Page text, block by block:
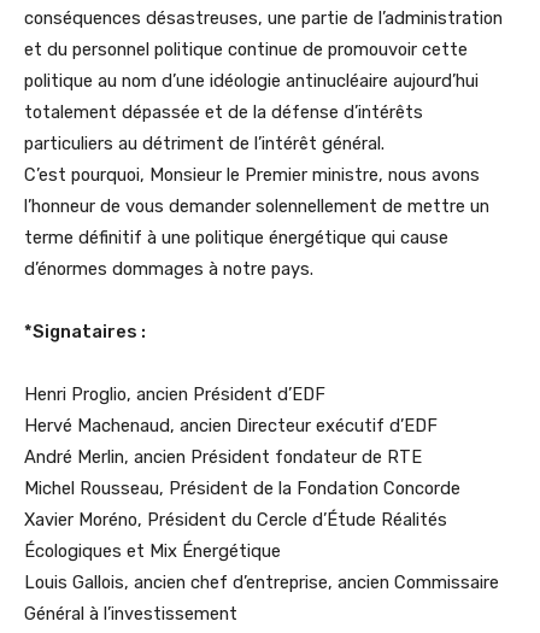
conséquences désastreuses, une partie de l’administration
et du personnel politique continue de promouvoir cette
politique au nom d’une idéologie antinucléaire aujourd’hui
totalement dépassée et de la défense d’intérêts
particuliers au détriment de l’intérêt général.
C’est pourquoi, Monsieur le Premier ministre, nous avons
l’honneur de vous demander solennellement de mettre un
terme définitif à une politique énergétique qui cause
d’énormes dommages à notre pays.
*Signataires :
Henri Proglio, ancien Président d’EDF
Hervé Machenaud, ancien Directeur exécutif d’EDF
André Merlin, ancien Président fondateur de RTE
Michel Rousseau, Président de la Fondation Concorde
Xavier Moréno, Président du Cercle d’Étude Réalités
Écologiques et Mix Énergétique
Louis Gallois, ancien chef d’entreprise, ancien Commissaire
Général à l’investissement